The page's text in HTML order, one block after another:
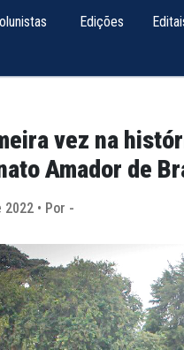
Edições
vez na
Amador de
• Por -